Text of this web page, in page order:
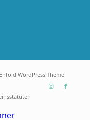
WordPress Theme